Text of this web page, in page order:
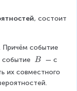
, состоит
Причём событие
событие \
\
B
— с
их совместного